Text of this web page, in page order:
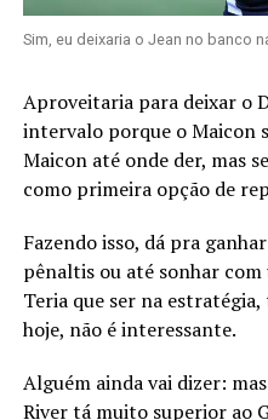
Sim, eu deixaria o Jean no banco
Aproveitaria para deixar o
intervalo porque o Maicon
Maicon até onde der, mas
como primeira opção de
Fazendo isso, dá pra
pênaltis ou até sonhar com
Teria que ser na
hoje, não é interessante.
Alguém ainda vai dizer:
River tá muito superior ao